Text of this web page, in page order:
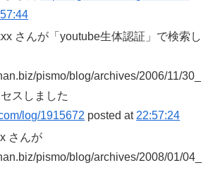
さんが「youtube生体認証」で検索し
pismo/blog/archives/2006/11/30_
スしました
log/1915672 posted at 22:57:24
さんが
pismo/blog/archives/2008/01/04_